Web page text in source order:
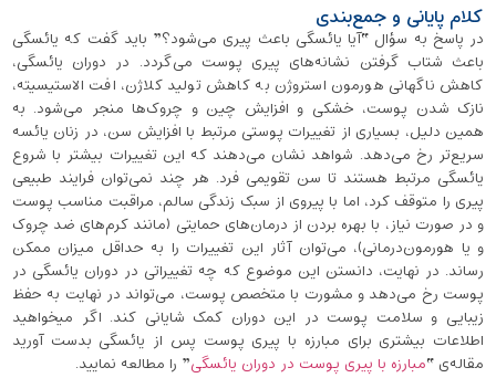
کلام پایانی و جمع‌بندی
در پاسخ به سؤال “آیا یائسگی باعث پیری می‌شود؟” باید گفت که یائسگی
باعث شتاب گرفتن نشانه‌های پیری پوست می‌گردد. در دوران یائسگی،
کاهش ناگهانی هورمون استروژن به کاهش تولید کلاژن، افت الاستیسیته،
نازک شدن پوست، خشکی و افزایش چین ‌و چروک‌ها منجر می‌شود. به
همین دلیل، بسیاری از تغییرات پوستی مرتبط با افزایش سن، در زنان یائسه
سریع‌تر رخ می‌دهد. شواهد نشان می‌دهند که این تغییرات بیشتر با شروع
یائسگی مرتبط هستند تا سن تقویمی فرد. هر چند نمی‌توان فرایند طبیعی
پیری را متوقف کرد، اما با پیروی از سبک زندگی سالم، مراقبت مناسب پوست
و در صورت نیاز، با بهره بردن از درمان‌های حمایتی (مانند کرم‌های ضد چروک
و یا هورمون‌درمانی)، می‌توان آثار این تغییرات را به حداقل میزان ممکن
رساند. در نهایت، دانستن این موضوع که چه تغییراتی در دوران یائسگی در
پوست رخ می‌دهد و مشورت با متخصص پوست، می‌تواند در نهایت به حفظ
زیبایی و سلامت پوست در این دوران کمک شایانی کند. اگر میخواهید
اطلاعات بیشتری برای مبارزه با پیری پوست پس از یائسگی بدست آورید
مقاله‌ی “مبارزه با پیری پوست در دوران یائسگی” را مطالعه نمایید.